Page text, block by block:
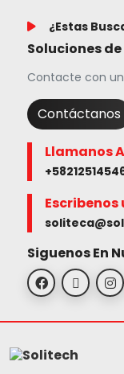
¿Estas
Soluciones
Contacte con
Contáctanos
Llamanos
Escribenos
Siguenos En